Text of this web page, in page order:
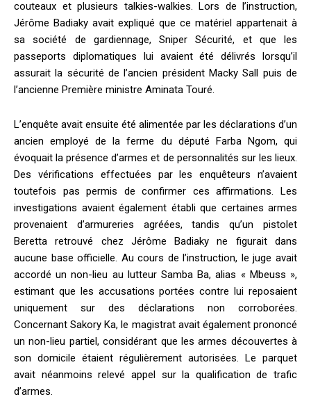
couteaux et plusieurs talkies-walkies. Lors de l’instruction,
Jérôme Badiaky avait expliqué que ce matériel appartenait à
sa société de gardiennage, Sniper Sécurité, et que les
passeports diplomatiques lui avaient été délivrés lorsqu’il
assurait la sécurité de l’ancien président Macky Sall puis de
l’ancienne Première ministre Aminata Touré.
L’enquête avait ensuite été alimentée par les déclarations d’un
ancien employé de la ferme du député Farba Ngom, qui
évoquait la présence d’armes et de personnalités sur les lieux.
Des vérifications effectuées par les enquêteurs n’avaient
toutefois pas permis de confirmer ces affirmations. Les
investigations avaient également établi que certaines armes
provenaient d’armureries agréées, tandis qu’un pistolet
Beretta retrouvé chez Jérôme Badiaky ne figurait dans
aucune base officielle. Au cours de l’instruction, le juge avait
accordé un non-lieu au lutteur Samba Ba, alias « Mbeuss »,
estimant que les accusations portées contre lui reposaient
uniquement sur des déclarations non corroborées.
Concernant Sakory Ka, le magistrat avait également prononcé
un non-lieu partiel, considérant que les armes découvertes à
son domicile étaient régulièrement autorisées. Le parquet
avait néanmoins relevé appel sur la qualification de trafic
d’armes.